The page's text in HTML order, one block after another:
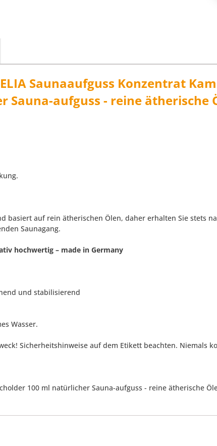
Saunaaufguss Konzentrat
Sauna-aufguss - reine ätherische
basiert auf rein ätherischen Ölen, daher erhalten Sie stets
Saunagang.
hochwertig – made in Germany
und stabilisierend
Wasser.
Sicherheitshinweise auf dem Etikett beachten. Niemals
100 ml natürlicher Sauna-aufguss - reine ätherische